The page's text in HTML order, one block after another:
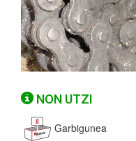
NON UTZI
Garbigunea